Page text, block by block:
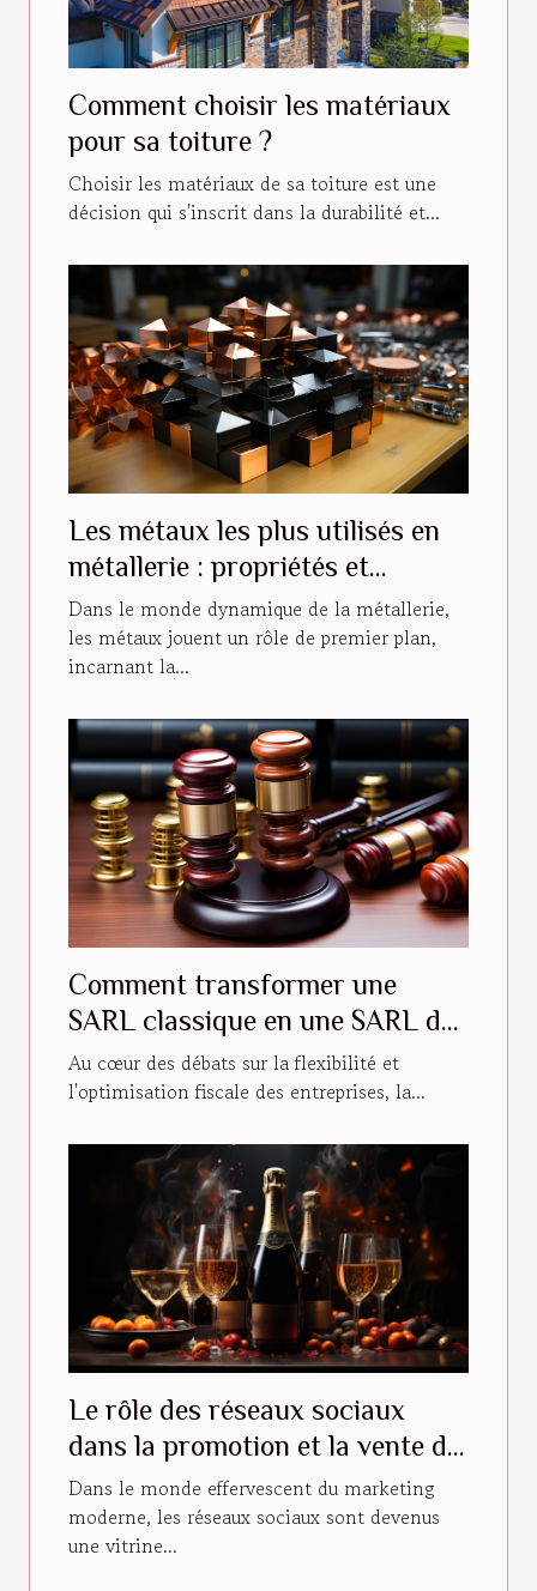
Comment choisir les matériaux
pour sa toiture ?
Choisir les matériaux de sa toiture est une
décision qui s'inscrit dans la durabilité et...
Les métaux les plus utilisés en
métallerie : propriétés et
utilisations
Dans le monde dynamique de la métallerie,
les métaux jouent un rôle de premier plan,
incarnant la...
Comment transformer une
SARL classique en une SARL de
famille : Étapes et conditions
Au cœur des débats sur la flexibilité et
l'optimisation fiscale des entreprises, la...
Le rôle des réseaux sociaux
dans la promotion et la vente de
champagne
Dans le monde effervescent du marketing
moderne, les réseaux sociaux sont devenus
une vitrine...